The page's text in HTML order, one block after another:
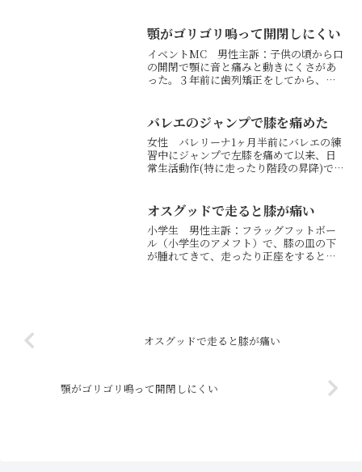
半月板に痛みが出ているため膝が曲がら
なくなっていました。肋...
顎がゴリゴリ鳴って開閉しにくい
イベントMC 男性主訴：子供の頃から口
の開閉で顎に音と痛みと動きにくさがあ
った。３年前に歯列矯正をしてから、口
きを良くしたい。1回目状態：頭蓋骨が左
に捻じれているため、...
バレエのジャンプで膝を痛めた
女性 バレリーナ1ヶ月半前にバレエの練
習中にジャンプで左膝を痛めて以来、日
常生活動作(特に走ったり階段の昇降)で
レス腱の痛みも出てきた。整体などに通
っているが、どこに行...
オスグッドで走ると膝が痛い
小学生 男性主訴：フラッグフットボー
ル（小学生のアメフト）で、膝の皿の下
が腫れてきて、走ったり正座をすると痛
オスグッドで走ると膝が痛い
顎がゴリゴリ鳴って開閉しにくい